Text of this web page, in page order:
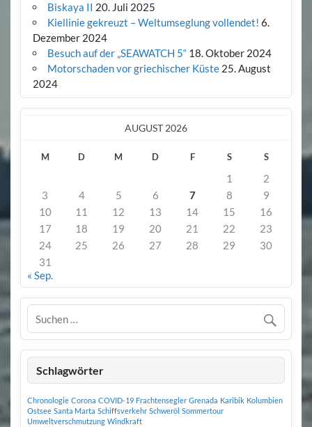
Biskaya II 20. Juli 2025
Kiellinie gekreuzt – Weltumseglung vollendet! 6.
Dezember 2024
Besuch auf der „SEAWATCH 5“ 18. Oktober 2024
Motorschaden vor griechischer Küste 25. August
2024
AUGUST 2026
M D M D F S S
1
2
3
4 5 6 7 8
9
10
11 12 13 14 15
16
17
18 19 20 21 22
23
24
25 26 27 28 29
30
31
« Sep.
Schlagwörter
Chronologie Corona COVID-19 Frachtensegler Grenada Karibik Kolumbien
Ostsee Santa Marta Schiffsverkehr Schweröl Sommertour
Umweltverschmutzung Windkraft